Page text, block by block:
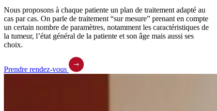
Nous proposons à chaque patiente un plan de traitement adapté au
cas par cas. On parle de traitement “sur mesure” prenant en compte
un certain nombre de paramètres, notamment les caractéristiques de
la tumeur, l’état général de la patiente et son âge mais aussi ses
choix.
Prendre rendez-vous